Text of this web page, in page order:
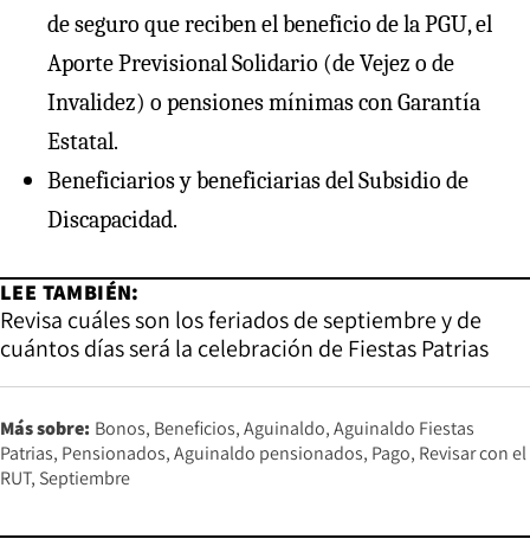
de seguro que reciben el beneficio de la PGU, el
Aporte Previsional Solidario (de Vejez o de
Invalidez) o pensiones mínimas con Garantía
Estatal.
Beneficiarios y beneficiarias del Subsidio de
Discapacidad.
LEE TAMBIÉN:
Revisa cuáles son los feriados de septiembre y de
cuántos días será la celebración de Fiestas Patrias
Más sobre: Bonos Beneficios Aguinaldo Aguinaldo Fiestas
Patrias Pensionados Aguinaldo pensionados Pago Revisar con el
RUT Septiembre